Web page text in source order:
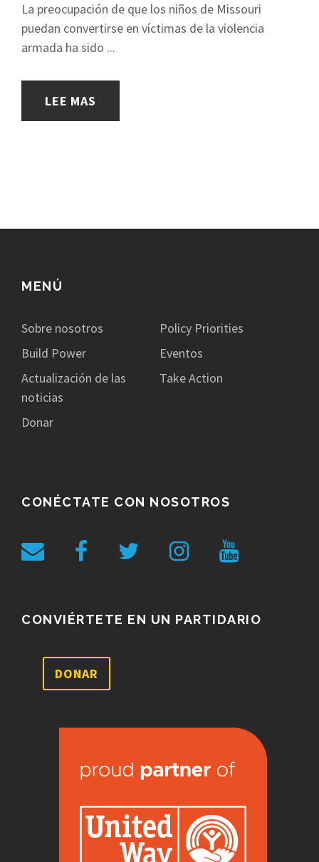
La preocupación de que los niños de Missouri
puedan convertirse en víctimas de la violencia
armada ha sido ...
LEE MAS
MENÚ
Sobre nosotros
Policy Priorities
Build Power
Eventos
Actualización de las
noticias
Take Action
Donar
CONÉCTATE CON NOSOTROS
CONVIÉRTETE EN UN PARTIDARIO
DONAR